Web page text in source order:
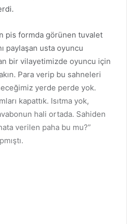
pis formda görünen tuvalet
paylaşan usta oyuncu
bir vilayetimizde oyuncu için
Para verip bu sahneleri
yerde perde yok.
kapattık. Isıtma yok,
hali ortada. Sahiden
verilen paha bu mu?”